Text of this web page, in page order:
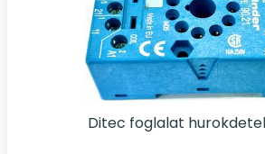
Ditec foglalat